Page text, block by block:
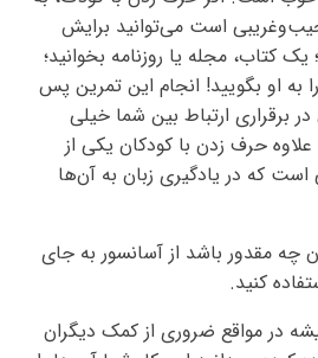
است می‌توانید برایش
یک کتاب، مجله یا روزنامه بخوانید؛
به او بگویید! انجام این تمرین پس
در برقراری ارتباط بین شما خیلی
حرف زدن با کودکان یکی از
است که در یادگیری زبان به آن‌ها
چه مقدور باشد از آسانسور به جای
کنید.
در مواقع ضروری از کمک دیگران